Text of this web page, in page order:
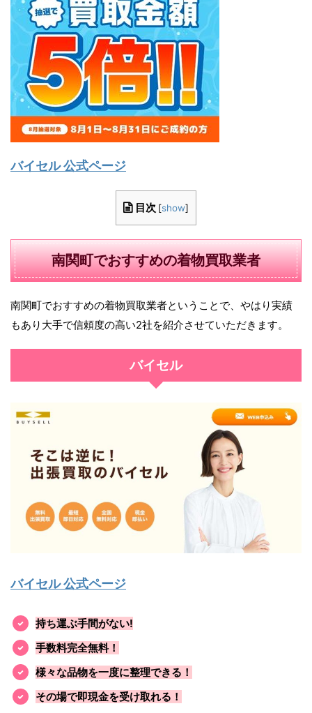
バイセル 公式ページ
目次 [show]
南関町でおすすめの着物買取業者
南関町でおすすめの着物買取業者ということで、やはり実績
もあり大手で信頼度の高い2社を紹介させていただきます。
バイセル
バイセル 公式ページ
持ち運ぶ手間がない!
手数料完全無料！
様々な品物を一度に整理できる！
その場で即現金を受け取れる！